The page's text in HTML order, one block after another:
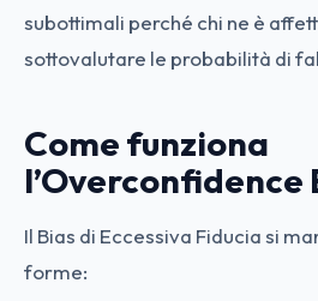
subottimali perché chi ne è
sottovalutare le probabilità di
Come funziona
l’Overconfidence
Il Bias di Eccessiva Fiducia si
forme: